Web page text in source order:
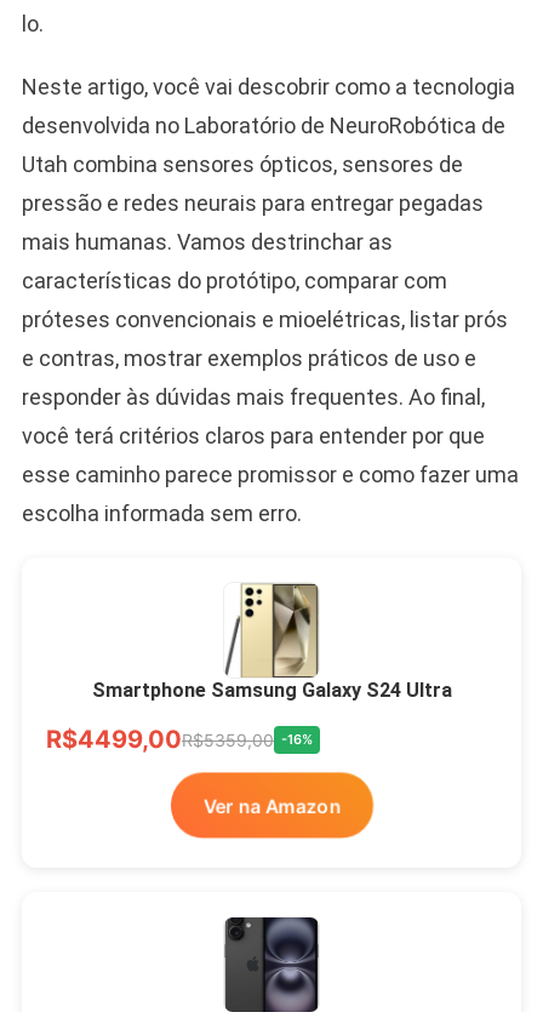
lo.
Neste artigo, você vai descobrir como a tecnologia
desenvolvida no Laboratório de NeuroRobótica de
Utah combina sensores ópticos, sensores de
pressão e redes neurais para entregar pegadas
mais humanas. Vamos destrinchar as
características do protótipo, comparar com
próteses convencionais e mioelétricas, listar prós
e contras, mostrar exemplos práticos de uso e
responder às dúvidas mais frequentes. Ao final,
você terá critérios claros para entender por que
esse caminho parece promissor e como fazer uma
escolha informada sem erro.
Smartphone Samsung Galaxy S24 Ultra
R$4499,00R$5359,00 -16%
Ver na Amazon